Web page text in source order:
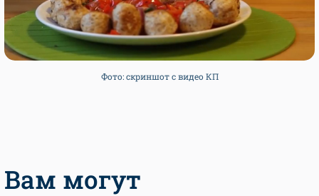
Фото: скриншот с видео КП
Вам могут